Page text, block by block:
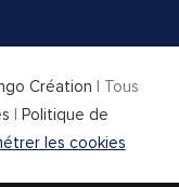
Création | Tous
| Politique de
les cookies